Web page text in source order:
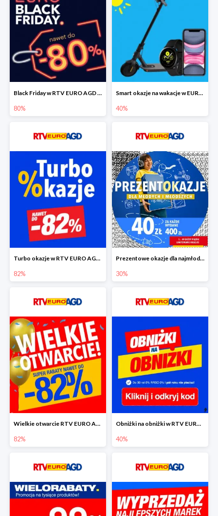
Black Friday w RTV EURO AGD do -80%
80%
Smart okazje na wakacje w EURO RTV AGD do -40%
40%
Turbo okazje w RTV EURO AGD do -82%
82%
Prezentowe okazje dla najmłodszych w RTV EURO AGD
30%
Wielkie otwarcie RTV EURO AGD - rabaty do -82%
82%
Obniżki na obniżki w RTV EURO AGD do -40%
40%